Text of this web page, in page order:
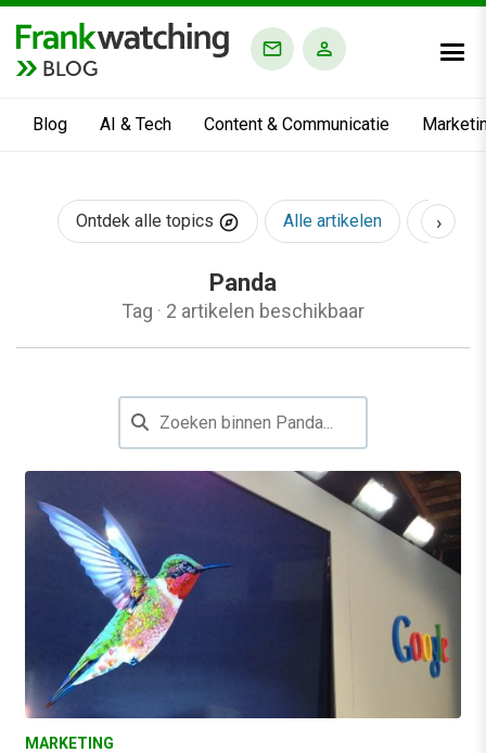
BLOG
Blog AI & Tech Content & Communicatie
Ontdek alle topics Alle artikelen AI &
›
Panda
Tag · 2 artikelen beschikbaar
MARKETING